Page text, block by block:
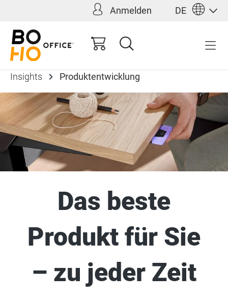
Anmelden DE
Insights Produktentwicklung
Das beste
Produkt für Sie
– zu jeder Zeit